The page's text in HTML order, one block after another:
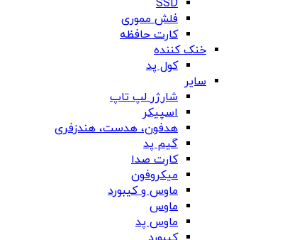
SSD
فلش مموری
کارت حافظه
خنک کننده
کول پد
سایر
شارژر لپ تاپ
اسپیکر
هدفون، هدست، هندزفری
گیم پد
کارت صدا
میکروفون
ماوس و کیبورد
ماوس
ماوس پد